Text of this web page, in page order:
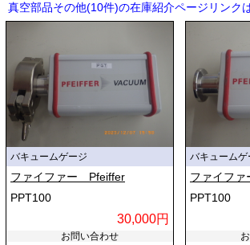
真空部品その他(10件)の在庫紹介ページリンク
バキュームゲージ
ファイファー Pfeiffer
PPT100
30,000円
お問い合わせ
バキュームゲ
ファイフ
PPT100